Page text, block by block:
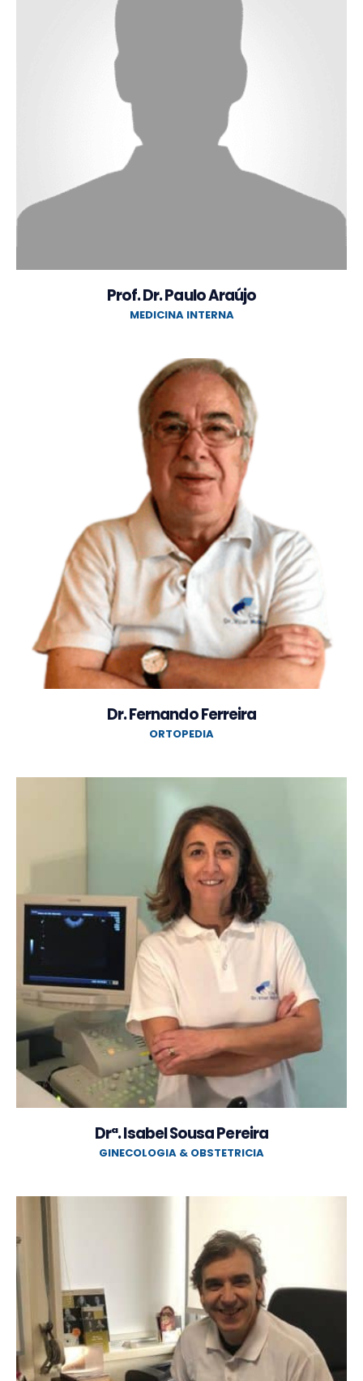
Prof. Dr. Paulo Araújo
MEDICINA INTERNA
Dr. Fernando Ferreira
ORTOPEDIA
Drª. Isabel Sousa Pereira
GINECOLOGIA & OBSTETRICIA